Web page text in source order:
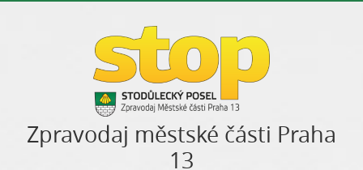
Zpravodaj městské části Praha
13